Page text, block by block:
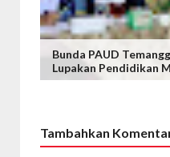
Bunda PAUD
Lupakan Pendidikan
Tambahkan